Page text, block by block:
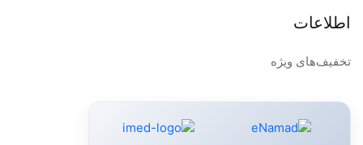
اطلاعات
تخفیف‌های ویژه